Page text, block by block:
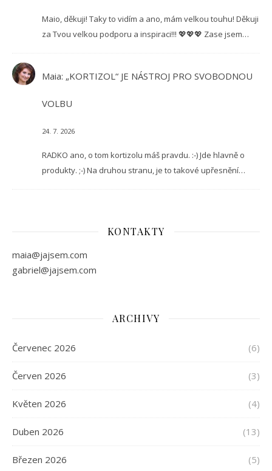
Maio, děkuji! Taky to vidím a ano, mám velkou touhu! Děkuji
za Tvou velkou podporu a inspiraci!!! 💖💖💖 Zase jsem…
Maia: „KORTIZOL“ JE NÁSTROJ PRO SVOBODNOU
VOLBU
24. 7. 2026
RADKO ano, o tom kortizolu máš pravdu. :-) Jde hlavně o
produkty. ;-) Na druhou stranu, je to takové upřesnění…
KONTAKTY
maia@jajsem.com
gabriel@jajsem.com
ARCHIVY
Červenec 2026 (6)
Červen 2026 (3)
Květen 2026 (4)
Duben 2026 (13)
Březen 2026 (5)